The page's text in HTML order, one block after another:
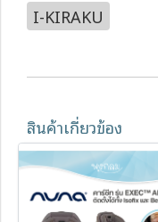
I-KIRAKU
สินค้าเกี่ยวข้อง